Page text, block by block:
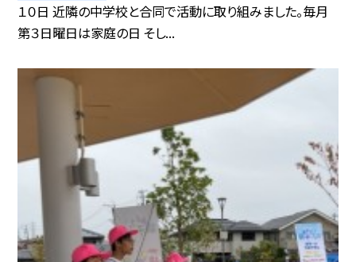
１０日 近隣の中学校と合同で活動に取り組みました。毎月
第３日曜日は家庭の日 そし...